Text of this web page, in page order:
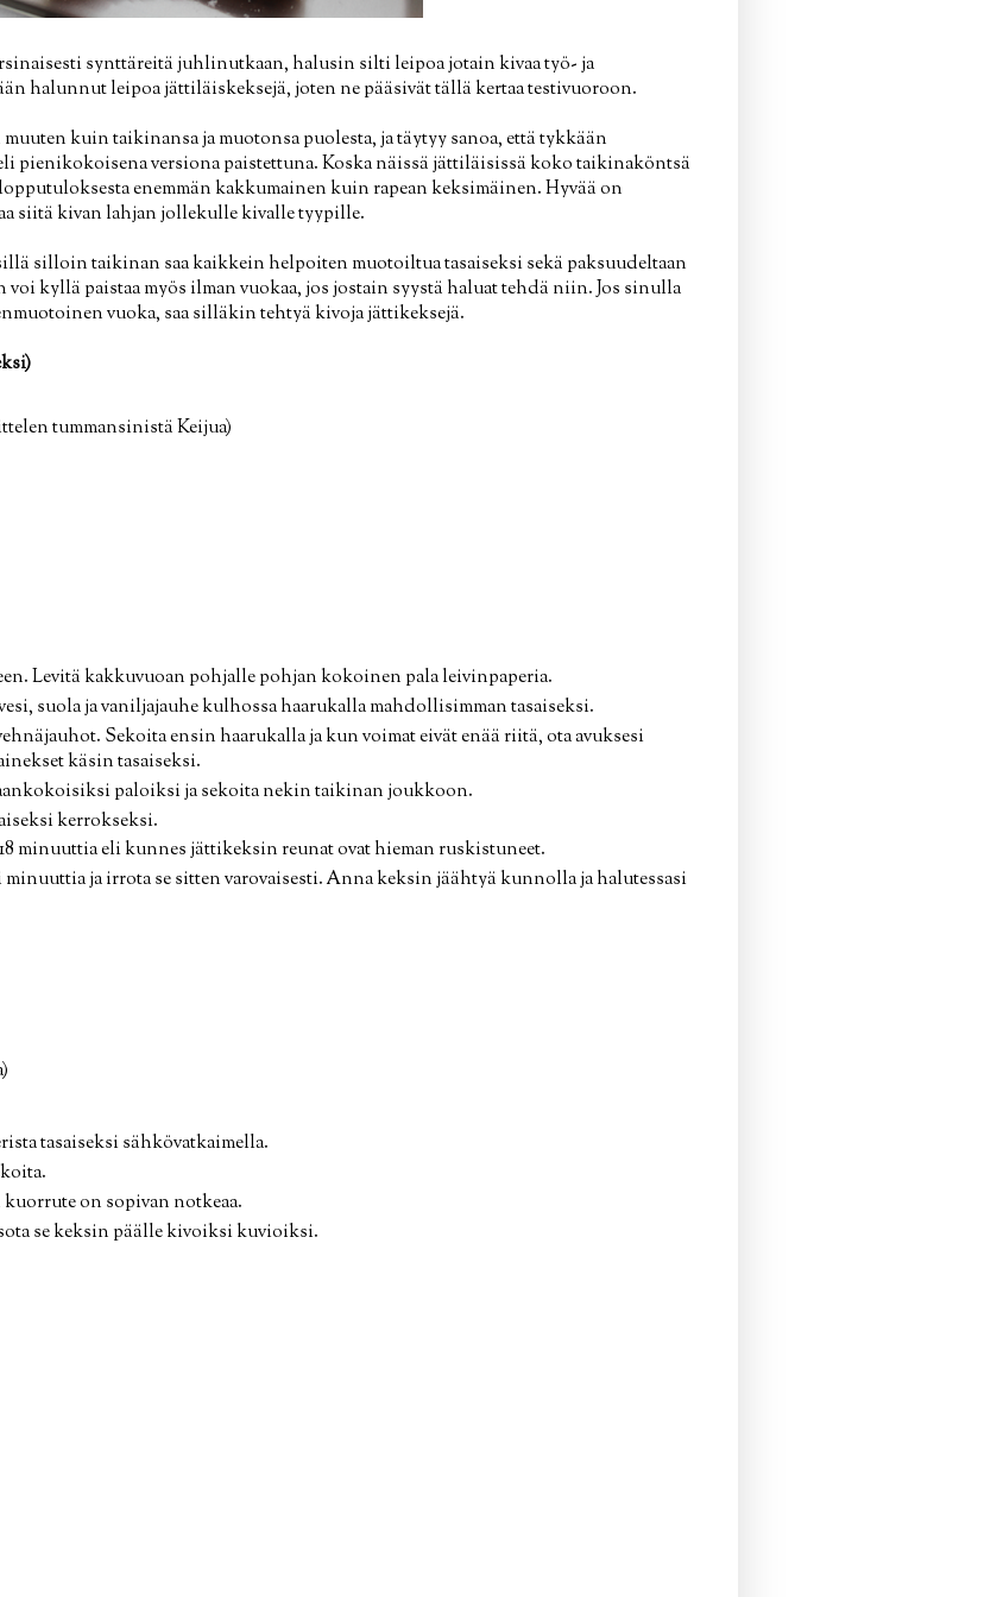
synttäreitä juhlinutkaan, halusin silti leipoa jotain kivaa työ- ja
halunnut leipoa jättiläiskeksejä, joten ne pääsivät tällä kertaa testivuoroon.
kuin taikinansa ja muotonsa puolesta, ja täytyy sanoa, että tykkään
pienikokoisena versiona paistettuna. Koska näissä jättiläisissä koko taikinaköntsä
enemmän kakkumainen kuin rapean keksimäinen. Hyvää on
siitä kivan lahjan jollekulle kivalle tyypille.
silloin taikinan saa kaikkein helpoiten muotoiltua tasaiseksi sekä paksuudeltaan
kyllä paistaa myös ilman vuokaa, jos jostain syystä haluat tehdä niin. Jos sinulla
vuoka, saa silläkin tehtyä kivoja jättikeksejä.
tummansinistä Keijua)
Levitä kakkuvuoan pohjalle pohjan kokoinen pala leivinpaperia.
suola ja vaniljajauhe kulhossa haarukalla mahdollisimman tasaiseksi.
Sekoita ensin haarukalla ja kun voimat eivät enää riitä, ota avuksesi
käsin tasaiseksi.
paloiksi ja sekoita nekin taikinan joukkoon.
kerrokseksi.
minuuttia eli kunnes jättikeksin reunat ovat hieman ruskistuneet.
ja irrota se sitten varovaisesti. Anna keksin jäähtyä kunnolla ja halutessasi
tasaiseksi sähkövatkaimella.
on sopivan notkeaa.
se keksin päälle kivoiksi kuvioiksi.